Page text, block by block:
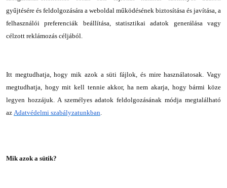
gyűjtésére és feldolgozására a weboldal működésének biztosítása és javítása, a
felhasználói preferenciák beállítása, statisztikai adatok generálása vagy
célzott reklámozás céljából.
Itt megtudhatja, hogy mik azok a süti fájlok, és mire használatosak. Vagy
megtudhatja, hogy mit kell tennie akkor, ha nem akarja, hogy bármi köze
legyen hozzájuk. A személyes adatok feldolgozásának módja megtalálható
az Adatvédelmi szabályzatunkban
Mik azok a sütik?